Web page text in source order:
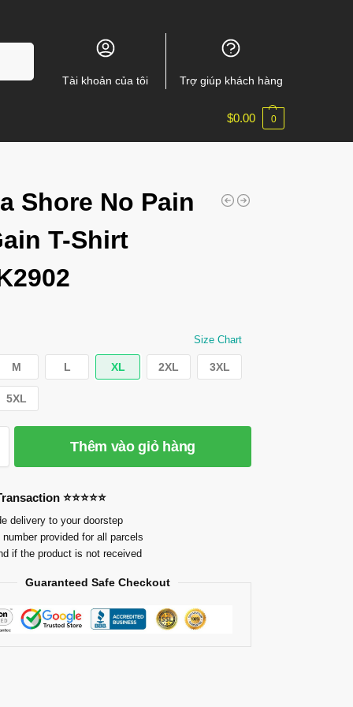
Tài khoản của tôi Trợ giúp khách hàng
$0.00 0
Shore No Pain
T-Shirt
Size Chart
M L XL 2XL 3XL
5XL
Thêm vào giỏ hàng
⭐⭐⭐⭐⭐
delivery to your doorstep
provided for all parcels
if the product is not received
Guaranteed Safe Checkout